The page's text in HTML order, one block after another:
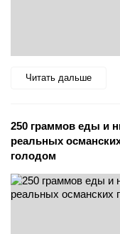
Читать дальше
250 граммов еды и
реальных
голодом